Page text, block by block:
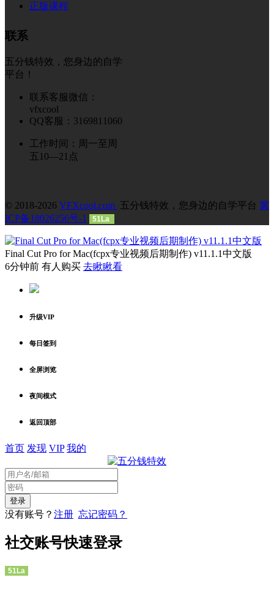
正版课程
联系
五分钱特效，您身边的自学
平台！
联系客服微信：
vfxcool
QQ客服：3169811060
工作时间：周一至周
五10—21点
© 2018-2026 VFXcool.com 五分钱特效，您身边的自学平台 冀
ICP备18026256号-1
51La
Final Cut Pro for Mac(fcpx专业视频后期制作) v11.1.1中文版
6分钟前 有人购买 去瞅瞅看
升级VIP
每日签到
全屏浏览
夜间模式
返回顶部
首页 发现 VIP 我的
没有账号？ 注册 忘记密码？
社交账号快速登录
51La